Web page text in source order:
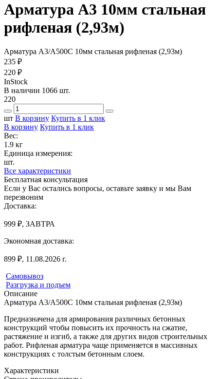
Арматура А3 10мм стальная
рифленая (2,93м)
Арматура А3/А500С 10мм стальная рифленая (2,93м)
235 ₽
220 ₽
InStock
В наличии 1066 шт.
220
шт В корзину Купить в 1 клик
В корзину Купить в 1 клик
Вес:
1.9 кг
Единица измерения:
шт.
Все характеристики
Бесплатная консультация
Если у Вас остались вопросы, оставьте заявку и мы Вам
перезвоним
Доставка:
999 ₽, ЗАВТРА
Экономная доставка:
899 ₽, 11.08.2026 г.
Самовывоз
Разгрузка и подъем
Описание
Арматура А3/А500С 10мм стальная рифленая (2,93м)
Предназначена для армирования различных бетонных
конструкций чтобы повысить их прочность на сжатие,
растяжение и изгиб, а также для других видов строительных
работ. Рифленая арматура чаще применяется в массивных
конструкциях с толстым бетонным слоем.
Характеристики